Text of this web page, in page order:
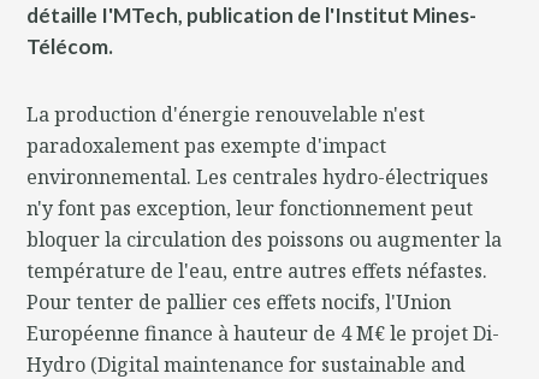
détaille I'MTech, publication de l'Institut Mines-
Télécom.
La production d'énergie renouvelable n'est
paradoxalement pas exempte d'impact
environnemental. Les centrales hydro-électriques
n'y font pas exception, leur fonctionnement peut
bloquer la circulation des poissons ou augmenter la
température de l'eau, entre autres effets néfastes.
Pour tenter de pallier ces effets nocifs, l'Union
Européenne finance à hauteur de 4 M€ le projet Di-
Hydro (Digital maintenance for sustainable and